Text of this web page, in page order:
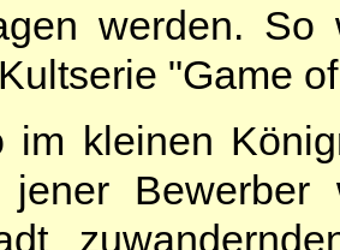
werden.
"Game
im kleinen
jener